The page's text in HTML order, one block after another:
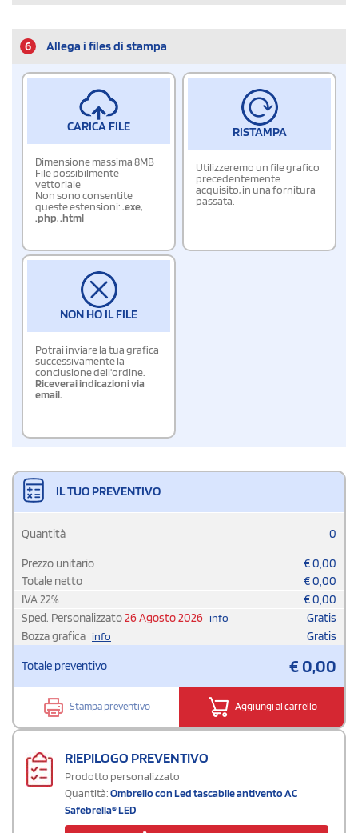
6 Allega i files di stampa
CARICA FILE
Dimensione massima 8MB
File possibilmente
vettoriale
Non sono consentite
queste estensioni:.exe,
.php,.html
RISTAMPA
Utilizzeremo un file grafico
precedentemente
acquisito, in una fornitura
passata.
NON HO IL FILE
Potrai inviare la tua grafica
successivamente la
conclusione dell'ordine.
Riceverai indicazioni via
email.
IL TUO PREVENTIVO
Quantità 0
Prezzo unitario €0,00
Totale netto
€0,00
IVA22% €0,00
Sped. Personalizzato26 Agosto 2026 info
Gratis
Bozza grafica info Gratis
Totale preventivo €0,00
Stampa preventivo Aggiungi al carrello
RIEPILOGO PREVENTIVO
Prodotto personalizzato
Quantità:Ombrello con Led tascabile antivento AC
Safebrella® LED